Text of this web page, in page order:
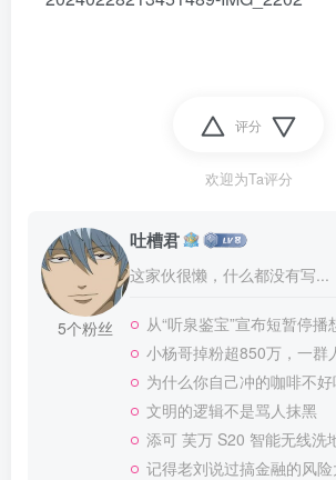
评分
欢迎为Ta评分
5个粉丝
吐槽君
这家伙很懒，什么都没有写...
从“听泉鉴宝”宣布短暂停播
小杨哥掉粉超850万，一群
为什么你自己冲的咖啡不好喝？看看一
文明的逻辑不是骂人抹黑
添可 芙万 S20 智能无线洗
记得老刘说过搞金融的风险大到一